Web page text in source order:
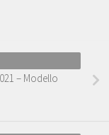
– Modello